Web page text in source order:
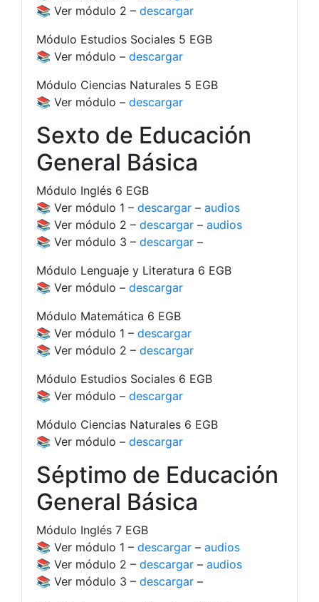
📚 Ver módulo 2 – descargar
Módulo Estudios Sociales 5 EGB
📚 Ver módulo – descargar
Módulo Ciencias Naturales 5 EGB
📚 Ver módulo – descargar
Sexto de Educación
General Básica
Módulo Inglés 6 EGB
📚 Ver módulo 1 – descargar – audios
📚 Ver módulo 2 – descargar – audios
📚 Ver módulo 3 – descargar –
Módulo Lenguaje y Literatura 6 EGB
📚 Ver módulo – descargar
Módulo Matemática 6 EGB
📚 Ver módulo 1 – descargar
📚 Ver módulo 2 – descargar
Módulo Estudios Sociales 6 EGB
📚 Ver módulo – descargar
Módulo Ciencias Naturales 6 EGB
📚 Ver módulo – descargar
Séptimo de Educación
General Básica
Módulo Inglés 7 EGB
📚 Ver módulo 1 – descargar – audios
📚 Ver módulo 2 – descargar – audios
📚 Ver módulo 3 – descargar –